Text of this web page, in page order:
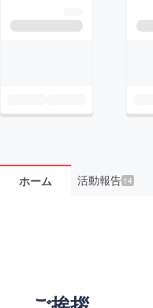
ホーム 活動報告14